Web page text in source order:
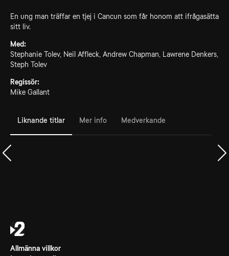
En ung man träffar en tjej i Cancun som får honom att ifrågasätta
sitt liv.
Med:
Stephanie Tolev, Neil Affleck, Andrew Chapman, Lawrene Denkers,
Steph Tolev
Regissör:
Mike Gallant
Liknande titlar Mer info Medverkande
Allmänna villkor